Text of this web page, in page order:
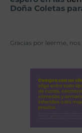
Doña Coletas
Gracias por leerme,